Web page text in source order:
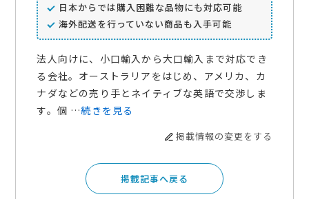
日本からでは購入困難な品物にも対応可能
海外配送を行っていない商品も入手可能
法人向けに、小口輸入から大口輸入まで対応でき
る会社。オーストラリアをはじめ、アメリカ、カ
ナダなどの売り手とネイティブな英語で交渉しま
す。個 …続きを見る
掲載情報の変更をする
掲載記事へ戻る